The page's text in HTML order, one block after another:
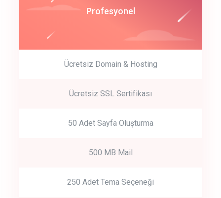
Get Started
Start by trying our service for 30 days free trial no credit card
Profesyonel
Ücretsiz Domain & Hosting
Ücretsiz SSL Sertifikası
50 Adet Sayfa Oluşturma
500 MB Mail
250 Adet Tema Seçeneği
Start Up